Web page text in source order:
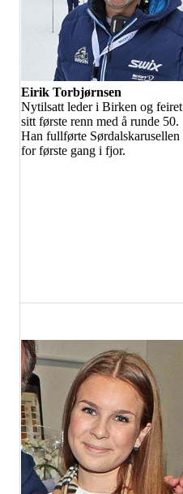
Eirik Torbjørnsen
Nytilsatt leder i Birken og feiret
sitt første renn med å runde 50.
Han fullførte Sørdalskarusellen
for første gang i fjor.